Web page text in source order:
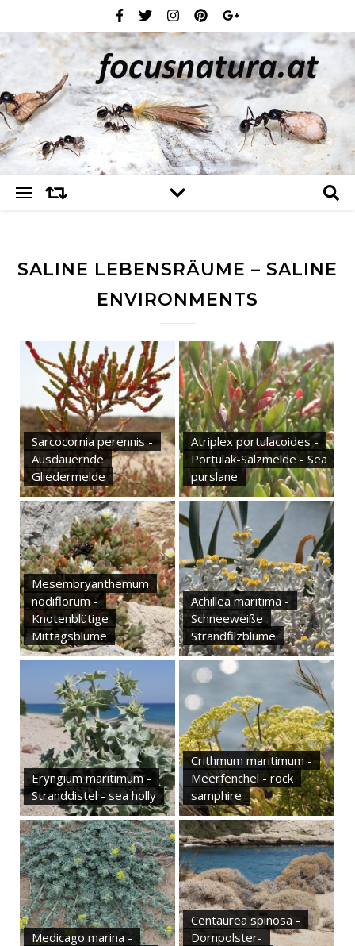
SALINE LEBENSRÄUME – SALINE
ENVIRONMENTS
Sarcocornia perennis -
Ausdauernde
Gliedermelde
Atriplex portulacoides -
Portulak-Salzmelde - Sea
purslane
Mesembryanthemum
nodiflorum -
Knotenblütige
Mittagsblume
Achillea maritima -
Schneeweiße
Strandfilzblume
Eryngium maritimum -
Stranddistel - sea holly
Crithmum maritimum -
Meerfenchel - rock
samphire
Medicago marina -
Centaurea spinosa -
Dornpolster-